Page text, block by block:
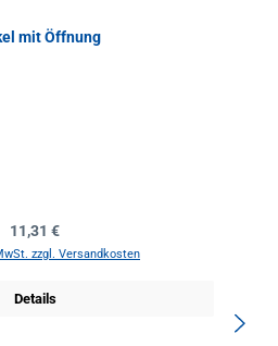
mit Öffnung
Regulärer Preis:
11,31 €
zzgl. Versandkosten
Details